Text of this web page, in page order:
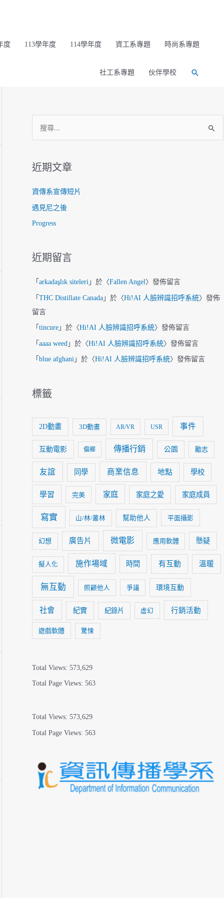
度 113學年度 114學年度 資工系專題 時尚系專題
社工系專題 伙伴學校
搜
鍵
:
近期文章
資傳系宣傳短片
遇見尼之後
Progress
近期留言
「arkadaşlık siteleri 」於〈Fallen Angel〉發佈留言
「THC Distillate Canada 」於〈Hi!AI 人臉辨識招呼系統〉發佈
留言
「tincure 」於〈Hi!AI 人臉辨識招呼系統〉發佈留言
「aaaa weed 」於〈Hi!AI 人臉辨識招呼系統〉發佈留言
「blue afghani 」於〈Hi!AI 人臉辨識招呼系統〉發佈留言
標籤
2D動畫 3D動畫 AR/VR USR 事件
互動電影 偏鄉 傳播行銷 公園 勵志
友誼 同學 商業信息 地點 學校
學習 完美 家庭 家庭之愛 家庭成員
寫實 山/林/叢林 幫助他人 平面攝影
幻想 廣告片 微電影 應用軟體 懸疑
擬人化 施作場域 時間 有互動 溫暖
無互動 照顧他人 爭議 環境互動
社會 紀實 紀錄片 虛幻 行銷活動
遊戲軟體 驚悚
Total Views:573,629
Total Page Views:563
Total Views:573,629
Total Page Views:563